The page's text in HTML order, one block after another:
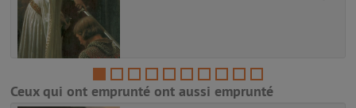
Ceux qui ont emprunté ont aussi emprunté